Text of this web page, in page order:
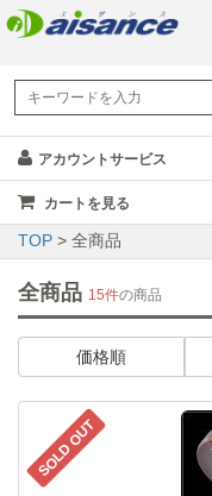
アカウントサービス
カートを見る
TOP > 全商品
全商品 15件の商品
価格順
SOLD OUT